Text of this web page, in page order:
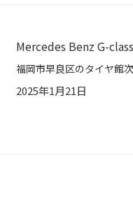
Mercedes Benz G-
2025年1月21日